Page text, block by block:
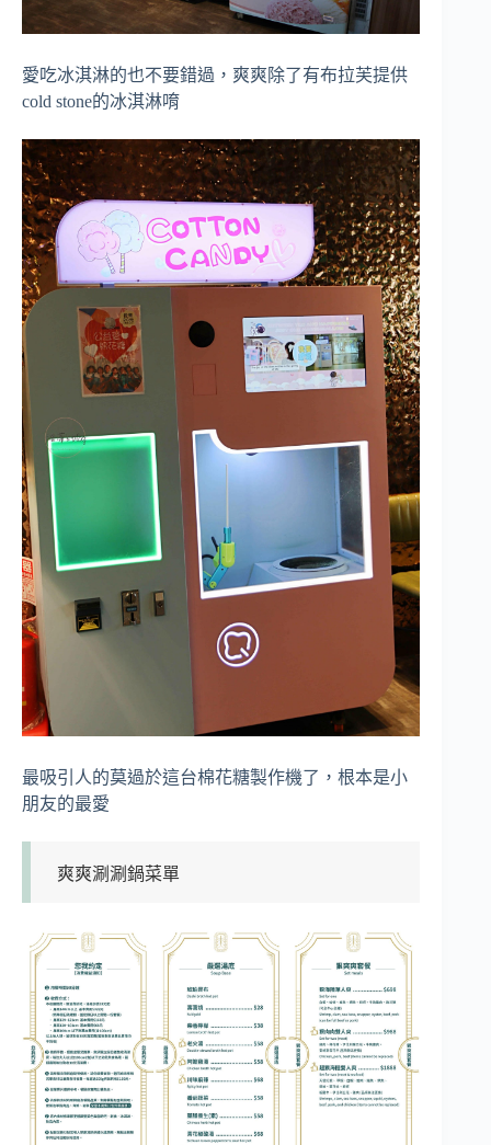
愛吃冰淇淋的也不要錯過，爽爽除了有布拉芙提供
cold stone的冰淇淋唷
最吸引人的莫過於這台棉花糖製作機了，根本是小
朋友的最愛
爽爽涮涮鍋菜單